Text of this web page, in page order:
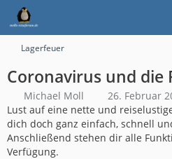
Lagerfeuer
Coronavirus und die
Michael Moll
26. Februar
Lust auf eine nette und
dich doch ganz einfach, schnell
Anschließend stehen dir alle
Verfügung.